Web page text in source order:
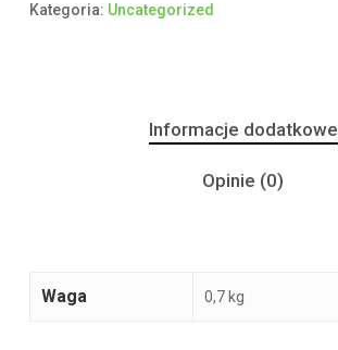
Kategoria: Uncategorized
Informacje dodatkowe
Opinie (0)
Waga 0,7 kg